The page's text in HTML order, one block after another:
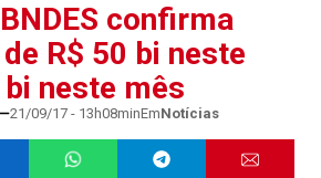
confirma
R$ 50 bi neste
bi neste mês
21/09/17 - 13h08minEmNotícias